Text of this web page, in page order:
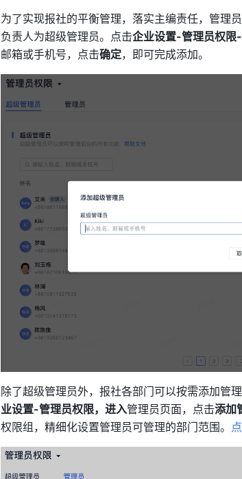
为了实现报社的平衡管理，落实主编责任，管理
负责人为超级管理员。点击企业设置-管理员权限-
邮箱或手机号，点击确定，即可完成添加。
除了超级管理员外，报社各部门可以按需添加管
业设置-管理员权限，进入管理员页面，点击添加
权限组，精细化设置管理员可管理的部门范围。